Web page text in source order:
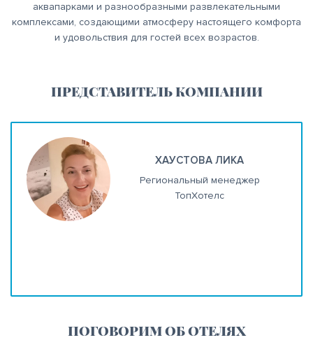
аквапарками и разнообразными развлекательными
комплексами, создающими атмосферу настоящего комфорта
и удовольствия для гостей всех возрастов.
ПРЕДСТАВИТЕЛЬ КОМПАНИИ
ХАУСТОВА ЛИКА
Региональный менеджер
ТопХотелс
ПОГОВОРИМ ОБ ОТЕЛЯХ